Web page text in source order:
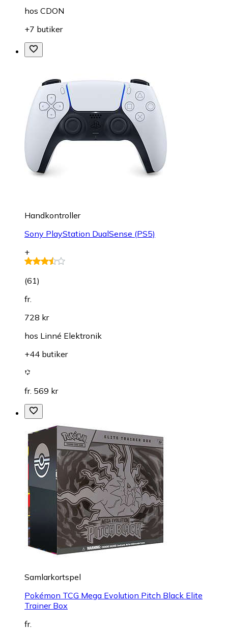
hos CDON
+7 butiker
Handkontroller
Sony PlayStation DualSense (PS5)
+
(61)
fr.
728 kr
hos Linné Elektronik
+44 butiker
fr. 569 kr
Samlarkortspel
Pokémon TCG Mega Evolution Pitch Black Elite
Trainer Box
fr.